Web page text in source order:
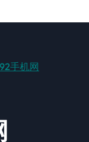
92手机网